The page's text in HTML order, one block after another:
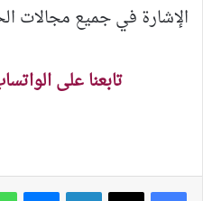
الإشارة في جميع مجالات
تابعنا على
لينكدإن